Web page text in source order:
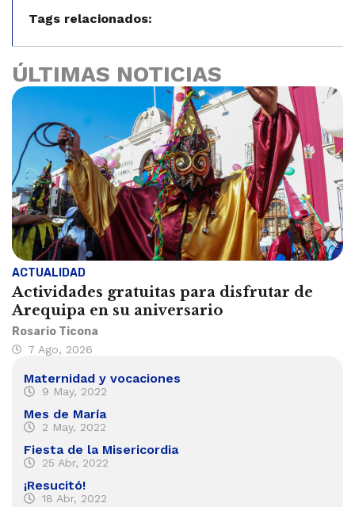
Tags relacionados:
ÚLTIMAS NOTICIAS
ACTUALIDAD
Actividades gratuitas para disfrutar de
Arequipa en su aniversario
Rosario Ticona
7 Ago, 2026
Maternidad y vocaciones
9 May, 2022
Mes de María
2 May, 2022
Fiesta de la Misericordia
25 Abr, 2022
¡Resucitó!
18 Abr, 2022